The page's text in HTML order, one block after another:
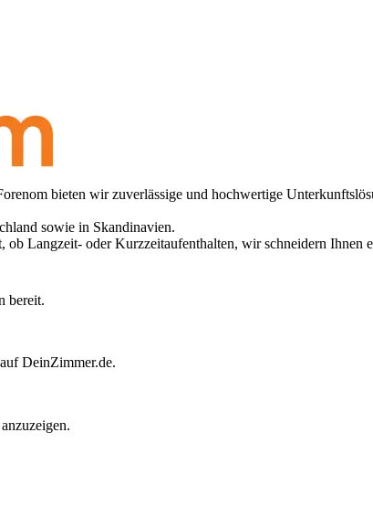
bieten wir zuverlässige und hochwertige
sowie in Skandinavien.
Langzeit- oder Kurzzeitaufenthalten, wir schneidern Ihnen
bereit.
DeinZimmer.de.